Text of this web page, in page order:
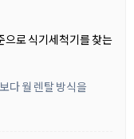
로 식기세척기를 찾는
다 월 렌탈 방식을